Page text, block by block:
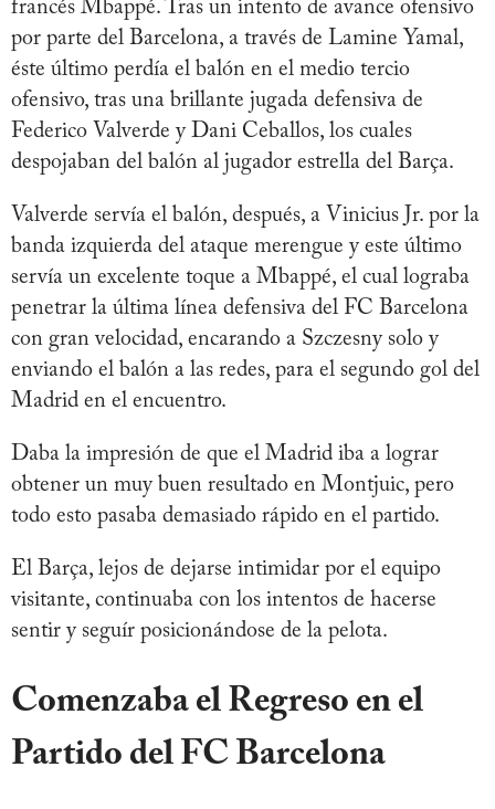
francés Mbappé. Tras un intento de avance ofensivo
por parte del Barcelona, a través de Lamine Yamal,
éste último perdía el balón en el medio tercio
ofensivo, tras una brillante jugada defensiva de
Federico Valverde y Dani Ceballos, los cuales
despojaban del balón al jugador estrella del Barça.
Valverde servía el balón, después, a Vinicius Jr. por la
banda izquierda del ataque merengue y este último
servía un excelente toque a Mbappé, el cual lograba
penetrar la última línea defensiva del FC Barcelona
con gran velocidad, encarando a Szczesny solo y
enviando el balón a las redes, para el segundo gol del
Madrid en el encuentro.
Daba la impresión de que el Madrid iba a lograr
obtener un muy buen resultado en Montjuic, pero
todo esto pasaba demasiado rápido en el partido.
El Barça, lejos de dejarse intimidar por el equipo
visitante, continuaba con los intentos de hacerse
sentir y seguír posicionándose de la pelota.
Comenzaba el Regreso en el
Partido del FC Barcelona